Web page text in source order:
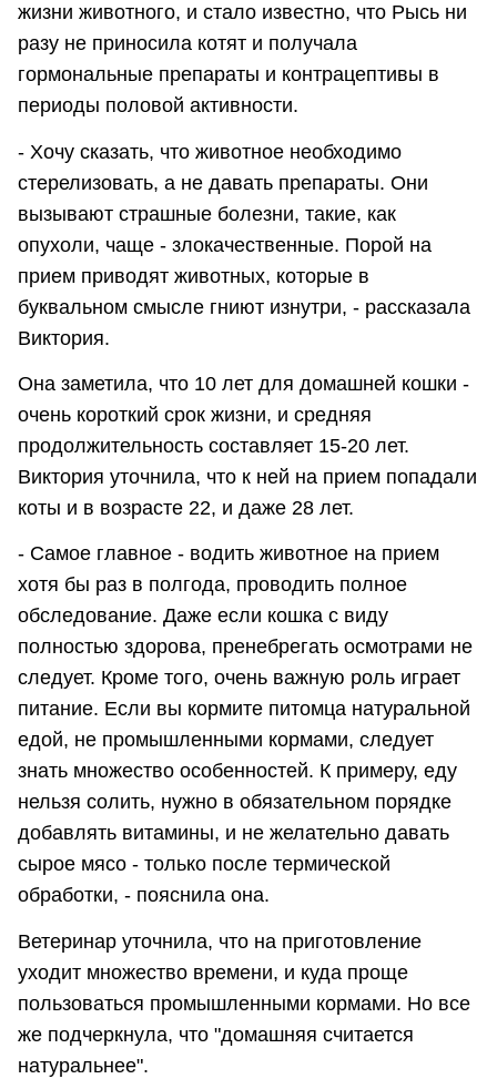
жизни животного, и стало известно, что Рысь ни
разу не приносила котят и получала
гормональные препараты и контрацептивы в
периоды половой активности.
- Хочу сказать, что животное необходимо
стерелизовать, а не давать препараты. Они
вызывают страшные болезни, такие, как
опухоли, чаще - злокачественные. Порой на
прием приводят животных, которые в
буквальном смысле гниют изнутри, - рассказала
Виктория.
Она заметила, что 10 лет для домашней кошки -
очень короткий срок жизни, и средняя
продолжительность составляет 15-20 лет.
Виктория уточнила, что к ней на прием попадали
коты и в возрасте 22, и даже 28 лет.
- Самое главное - водить животное на прием
хотя бы раз в полгода, проводить полное
обследование. Даже если кошка с виду
полностью здорова, пренебрегать осмотрами не
следует. Кроме того, очень важную роль играет
питание. Если вы кормите питомца натуральной
едой, не промышленными кормами, следует
знать множество особенностей. К примеру, еду
нельзя солить, нужно в обязательном порядке
добавлять витамины, и не желательно давать
сырое мясо - только после термической
обработки, - пояснила она.
Ветеринар уточнила, что на приготовление
уходит множество времени, и куда проще
пользоваться промышленными кормами. Но все
же подчеркнула, что "домашняя считается
натуральнее".